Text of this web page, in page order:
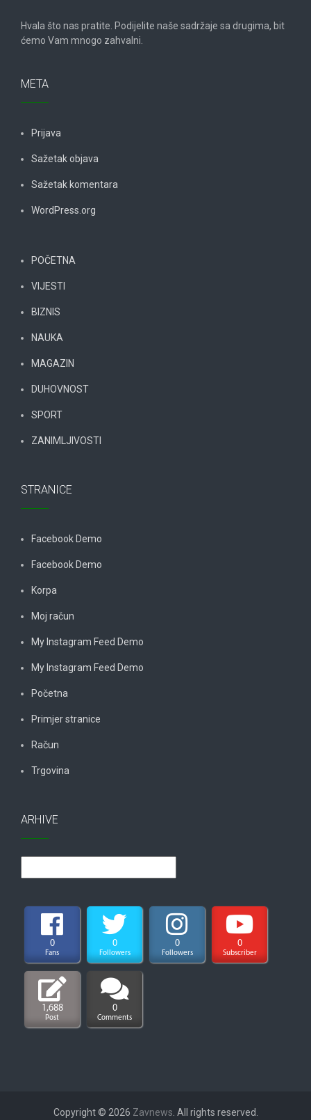
Hvala što nas pratite. Podijelite naše sadržaje sa drugima, bit
ćemo Vam mnogo zahvalni.
META
Prijava
Sažetak objava
Sažetak komentara
WordPress.org
POČETNA
VIJESTI
BIZNIS
NAUKA
MAGAZIN
DUHOVNOST
SPORT
ZANIMLJIVOSTI
STRANICE
Facebook Demo
Facebook Demo
Korpa
Moj račun
My Instagram Feed Demo
My Instagram Feed Demo
Početna
Primjer stranice
Račun
Trgovina
ARHIVE
0
Fans
0
Followers
0
Followers
0
Subscriber
1,688
Post
0
Comments
Copyright © 2026 Zavnews . All rights reserved.